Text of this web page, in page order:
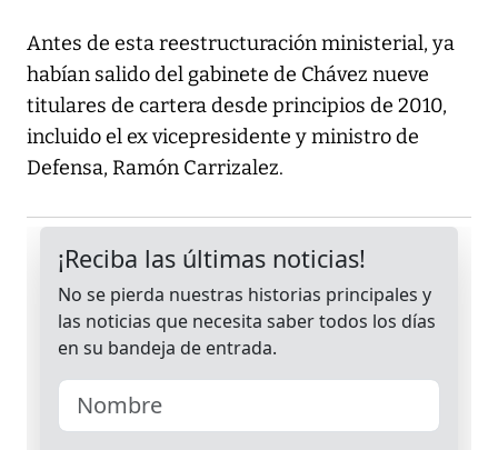
Antes de esta reestructuración ministerial, ya
habían salido del gabinete de Chávez nueve
titulares de cartera desde principios de 2010,
incluido el ex vicepresidente y ministro de
Defensa, Ramón Carrizalez.